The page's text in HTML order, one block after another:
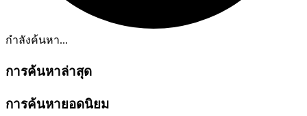
กำลังค้นหา...
การค้นหาล่าสุด
การค้นหายอดนิยม